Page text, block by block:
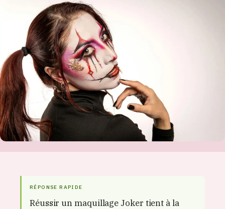
RÉPONSE RAPIDE
Réussir un maquillage Joker tient à la